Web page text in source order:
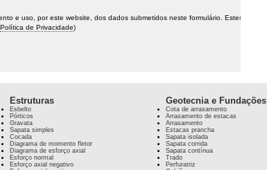
e uso, por este website, dos dados submetidos neste formulário. Estes
Política de Privacidade)
Estruturas
Esbelto
Pórticos
Gravata
Sapata simples
Cocada
Diagrama de momento fletor
Diagrama de esforço axial
Esforço normal
Esforço axial negativo
Geotecnia e Fundações
Cota de arrasamento
Arrasamento de estacas
Arrasamento
Estacas prancha
Sapata isolada
Sapata corrida
Sapata contínua
Trado
Perfuratriz